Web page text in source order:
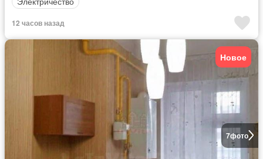
12 часов назад
7фото
Новое